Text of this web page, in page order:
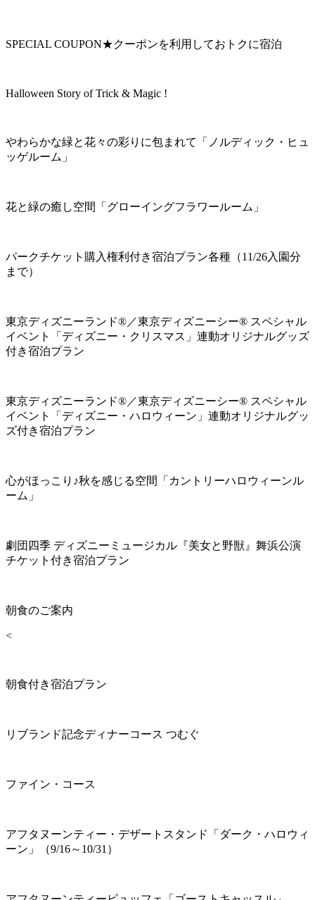
SPECIAL COUPON★クーポンを利用しておトクに宿泊
Halloween Story of Trick & Magic !
やわらかな緑と花々の彩りに包まれて「ノルディック・ヒュ
ッゲルーム」
花と緑の癒し空間「グローイングフラワールーム」
パークチケット購入権利付き宿泊プラン各種（11/26入園分
まで）
東京ディズニーランド®／東京ディズニーシー® スペシャル
イベント「ディズニー・クリスマス」連動オリジナルグッズ
付き宿泊プラン
東京ディズニーランド®／東京ディズニーシー® スペシャル
イベント「ディズニー・ハロウィーン」連動オリジナルグッ
ズ付き宿泊プラン
心がほっこり♪秋を感じる空間「カントリーハロウィーンル
ーム」
劇団四季 ディズニーミュージカル『美女と野獣』舞浜公演
チケット付き宿泊プラン
朝食のご案内
<
朝食付き宿泊プラン
リブランド記念ディナーコース つむぐ
ファイン・コース
アフタヌーンティー・デザートスタンド「ダーク・ハロウィ
ーン」（9/16～10/31）